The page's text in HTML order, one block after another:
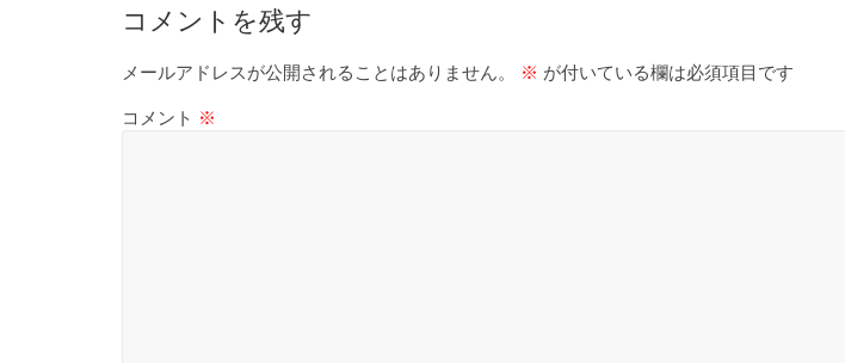
て
っ
そ
コメントを残す
メールアドレスが公開されることはありません。 ※ が付いている欄は必須項目です
コメント ※